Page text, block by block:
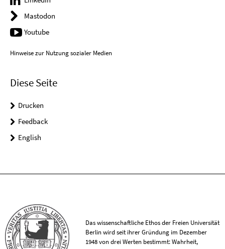
Mastodon
Youtube
Hinweise zur Nutzung sozialer Medien
Diese Seite
Drucken
Feedback
English
Das wissenschaftliche Ethos der Freien Universität
Berlin wird seit ihrer Gründung im Dezember
1948 von drei Werten bestimmt: Wahrheit,